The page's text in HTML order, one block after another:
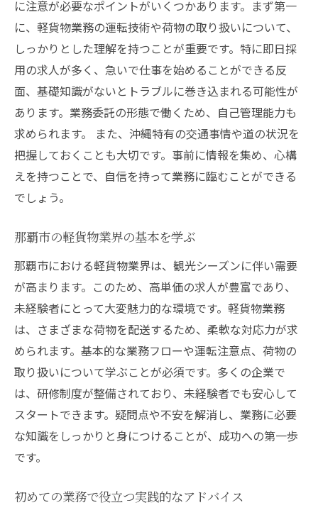
に注意が必要なポイントがいくつかあります。まず第一
に、軽貨物業務の運転技術や荷物の取り扱いについて、
しっかりとした理解を持つことが重要です。特に即日採
用の求人が多く、急いで仕事を始めることができる反
面、基礎知識がないとトラブルに巻き込まれる可能性が
あります。業務委託の形態で働くため、自己管理能力も
求められます。 また、沖縄特有の交通事情や道の状況を
把握しておくことも大切です。事前に情報を集め、心構
えを持つことで、自信を持って業務に臨むことができる
でしょう。
那覇市の軽貨物業界の基本を学ぶ
那覇市における軽貨物業界は、観光シーズンに伴い需要
が高まります。このため、高単価の求人が豊富であり、
未経験者にとって大変魅力的な環境です。軽貨物業務
は、さまざまな荷物を配送するため、柔軟な対応力が求
められます。基本的な業務フローや運転注意点、荷物の
取り扱いについて学ぶことが必須です。多くの企業で
は、研修制度が整備されており、未経験者でも安心して
スタートできます。疑問点や不安を解消し、業務に必要
な知識をしっかりと身につけることが、成功への第一歩
です。
初めての業務で役立つ実践的なアドバイス